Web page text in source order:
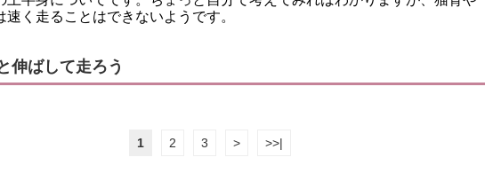
速く走ることはできないようです。
伸ばして走ろう
1 2 3 > >>|